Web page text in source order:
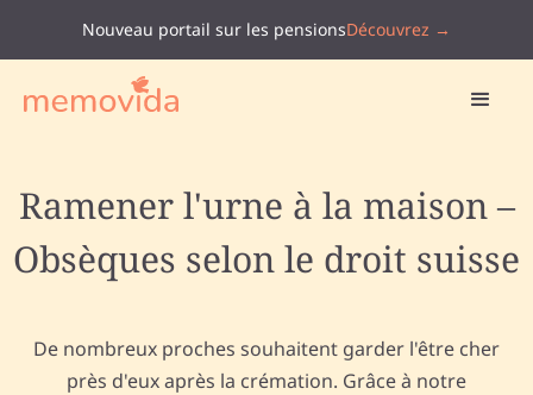
Nouveau portail sur les pensionsDécouvrez →
Ramener l'urne à la maison –
Obsèques selon le droit suisse
De nombreux proches souhaitent garder l'être cher
près d'eux après la crémation. Grâce à notre